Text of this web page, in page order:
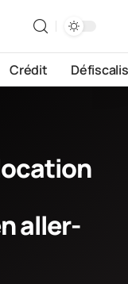
Crédit
aller-